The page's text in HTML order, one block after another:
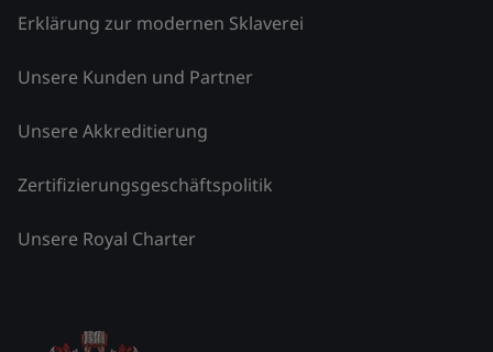
Erklärung zur modernen Sklaverei
Unsere Kunden und Partner
Unsere Akkreditierung
Zertifizierungsgeschäftspolitik
Unsere Royal Charter